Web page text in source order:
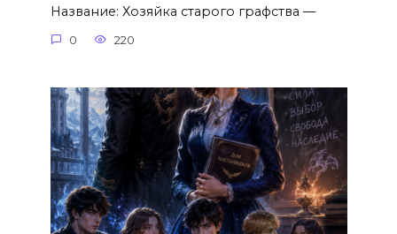
Название: Хозяйка старого графства —
0 220